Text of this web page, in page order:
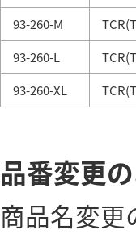
93-260-M
93-260-L
93-260-XL
品番変更
商品名変更